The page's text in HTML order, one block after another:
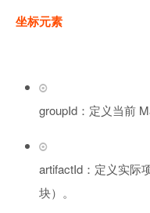
坐标元素
groupId：定义当前
artifactId：定义实际
块）。